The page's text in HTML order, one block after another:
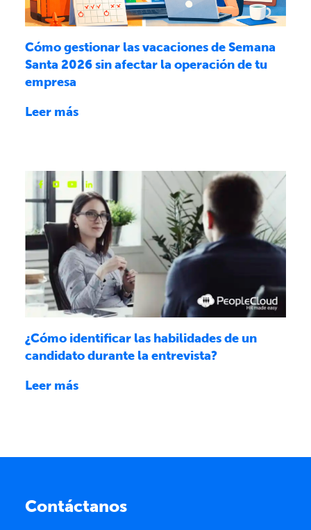
Cómo gestionar las vacaciones de Semana
Santa 2026 sin afectar la operación de tu
empresa
Leer más
¿Cómo identificar las habilidades de un
candidato durante la entrevista?
Leer más
Contáctanos